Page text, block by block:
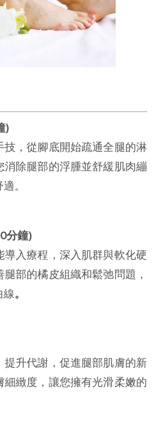
)
，從腳底開始疏通全腿的淋
消除腿部的浮腫並舒緩肌肉繃
。
分鐘)
入療程，深入肌群與軟化硬
部的橘皮組織和鬆弛問題，
線。
升代謝，促進腿部肌膚的新
細緻度，讓您擁有光滑柔嫩的